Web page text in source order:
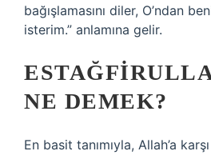
bağışlamasını diler, O’ndan
isterim.” anlamına gelir.
NE DEMEK?
En basit tanımıyla, Allah’a